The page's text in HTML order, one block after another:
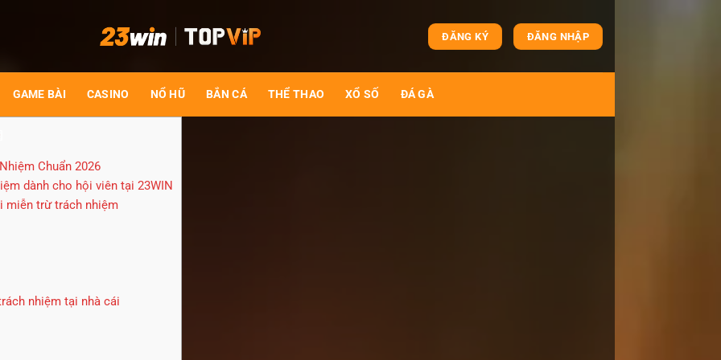
ĐĂNG KÝ ĐĂNG NHẬP
GAME BÀI CASINO NỔ HŨ BẮN CÁ THỂ THAO XỔ SỐ ĐÁ GÀ
Chuẩn 2026
dành cho hội viên tại 23WIN
miễn trừ trách nhiệm
nhiệm tại nhà cái